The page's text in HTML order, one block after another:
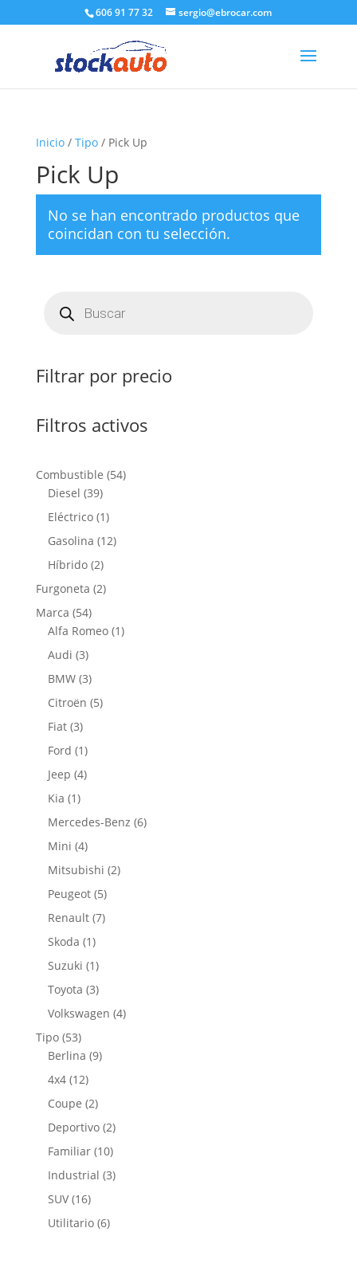
606 91 77 32 sergio@ebrocar.com
Inicio/ Tipo/ Pick Up
Pick Up
No se han encontrado productos que
coincidan con tu selección.
productos
Filtrar por precio
Filtros activos
Combustible 5454
Diesel 3939
productos
Eléctrico 11
producto
Gasolina 1212
Híbrido 22
productos
Furgoneta 22
Marca 5454
productos
Alfa Romeo 11
Audi 33
productos
BMW 33
productos
Citroën 55
Fiat 33
productos
Ford 11
producto
Jeep 44
Kia 11
producto
Mercedes-Benz 66
Mini 44
productos
Mitsubishi 22
Peugeot 55
productos
Renault 77
Skoda 11
producto
Suzuki 11
producto
Toyota 33
productos
Volkswagen 44
Tipo 5353
productos
Berlina 99
4x4 1212
productos
Coupe 22
productos
Deportivo 22
productos
Familiar 1010
productos
Industrial 33
SUV 1616
productos
Utilitario 66